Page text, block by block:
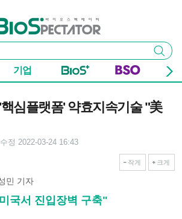
이오스펙테이터
검색
기업
심플랫폼' 약효지속기술 "美
수정 2022-03-24 16:43
작게 크게
민 기자
국서 진입장벽 구축"